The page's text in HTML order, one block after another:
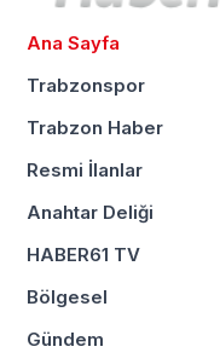
Ana Sayfa
Trabzonspor
Trabzon Haber
Resmi İlanlar
Anahtar Deliği
HABER61 TV
Bölgesel
Gündem